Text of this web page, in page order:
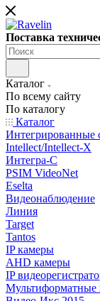
Поставка
Каталог
По всему сайту
По каталогу
Каталог
Интегрированные
Intellect/Intellect-X
Интегра-С
PSIM VideoNet
Eselta
Видеонаблюдение
Линия
Target
Tantos
IP камеры
AHD камеры
IP
Мультиформатные